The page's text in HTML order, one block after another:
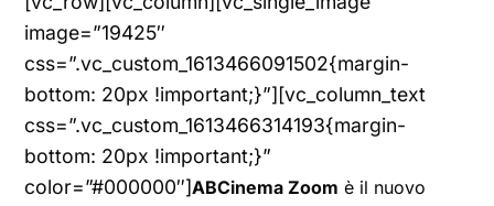
image=”19425″
css=”.vc_custom_1613466091502{margin-
bottom: 20px !important;}”][vc_column_text
css=”.vc_custom_1613466314193{margin-
bottom: 20px !important;}”
color=”#000000″]ABCinema Zoom è il nuovo